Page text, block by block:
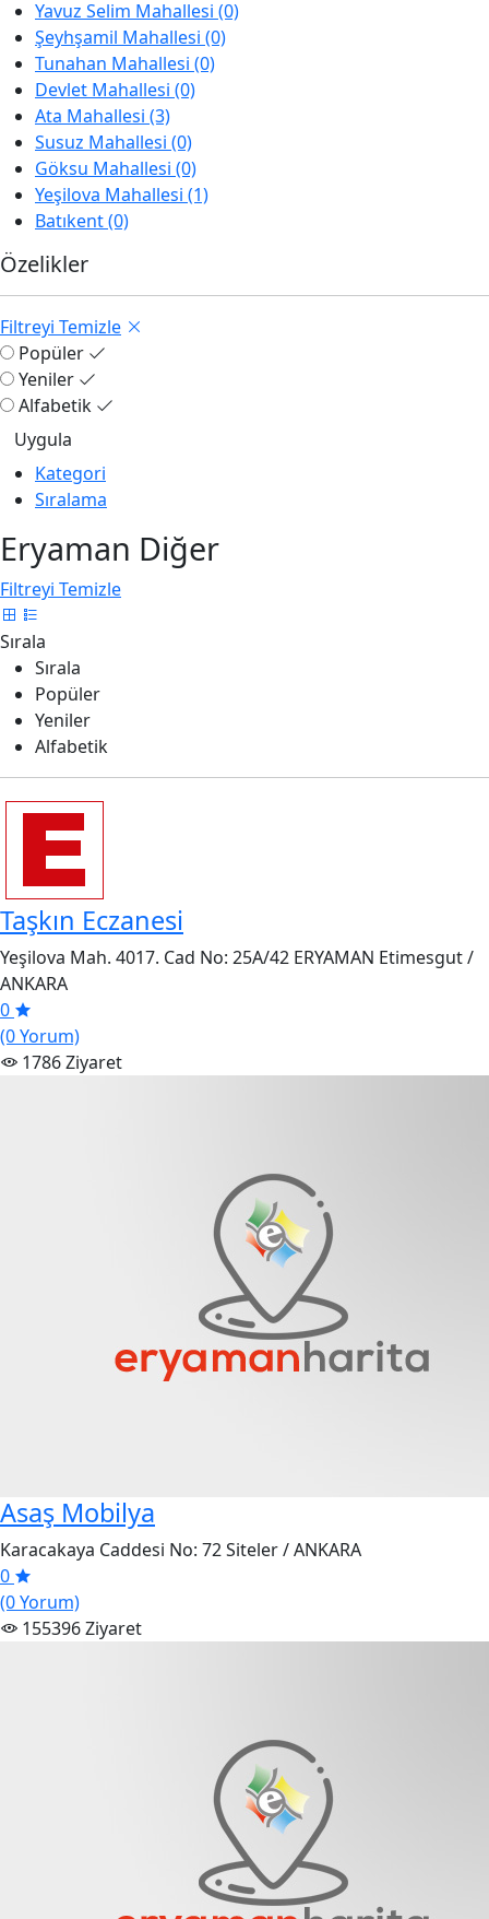
Yavuz Selim Mahallesi (0)
Şeyhşamil Mahallesi (0)
Tunahan Mahallesi (0)
Devlet Mahallesi (0)
Ata Mahallesi (3)
Susuz Mahallesi (0)
Göksu Mahallesi (0)
Yeşilova Mahallesi (1)
Batıkent (0)
Özelikler
Filtreyi Temizle
Popüler
Yeniler
Alfabetik
Kategori
Sıralama
Eryaman Diğer
Filtreyi Temizle
Sırala
Sırala
Popüler
Yeniler
Alfabetik
Taşkın Eczanesi
Yeşilova Mah. 4017. Cad No: 25A/42 ERYAMAN Etimesgut /
ANKARA
0
(0 Yorum)
1786 Ziyaret
Asaş Mobilya
Karacakaya Caddesi No: 72 Siteler / ANKARA
0
(0 Yorum)
155396 Ziyaret